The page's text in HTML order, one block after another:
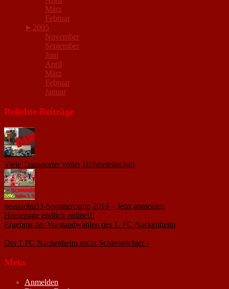
März
Februar
► 2005
November
September
Juni
April
März
Februar
Januar
Beliebte Beiträge
Viele Transporter voller Hilfsbereitschaft
neunzehn53-Sommercamp 2016 – Jetzt anmelden
Homepage endlich online!!!
Ergebnis der Vorstandwahlen des 1. FC Nackenheim
Der 1.FC Nackenheim sucht Schiedsrichter !
Meta
Anmelden